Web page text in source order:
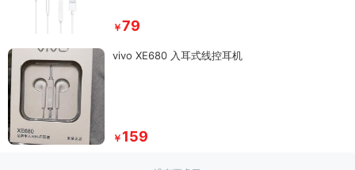
￥79
vivo XE680 入耳式线控耳机
￥ 159